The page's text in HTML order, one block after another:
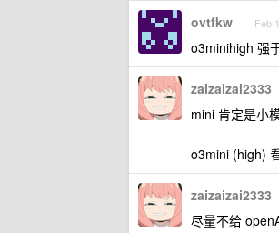
ovtfkw Feb
o3minihigh 强
zaizaizai2333
mini 肯定是小
o3mini (high)
zaizaizai2333
尽量不给